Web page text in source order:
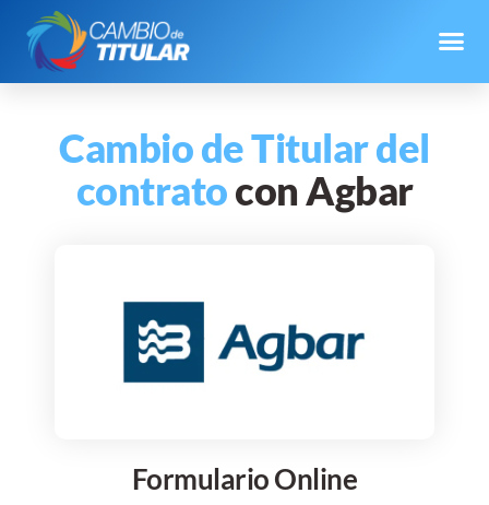
Cambio de Titular del
contratocon Agbar
Formulario Online